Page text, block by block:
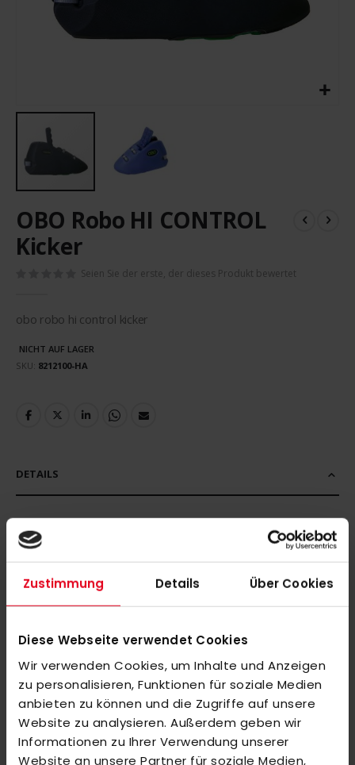
Zustimmung Details Über Cookies
Diese Webseite verwendet Cookies
Wir verwenden Cookies, um Inhalte und Anzeigen
zu personalisieren, Funktionen für soziale Medien
anbieten zu können und die Zugriffe auf unsere
Website zu analysieren. Außerdem geben wir
Informationen zu Ihrer Verwendung unserer
Website an unsere Partner für soziale Medien,
Anfang
der
Bildergalerie
OBO Robo HI CONTROL
Kicker
Seien Sie der erste, der dieses Produkt bewertet
obo robo hi control kicker
NICHT AUF LAGER
SKU 8212100-HA
DETAILS
BEWERTUNGEN
ÄHNLICHE PRODUKTE
Markieren Sie die Artikel, um Sie dem Warenkorb hinzuzufügen
oderAlle auswählen
adidas ESTRO Kromaskin .2
285,00 €
380,00 €